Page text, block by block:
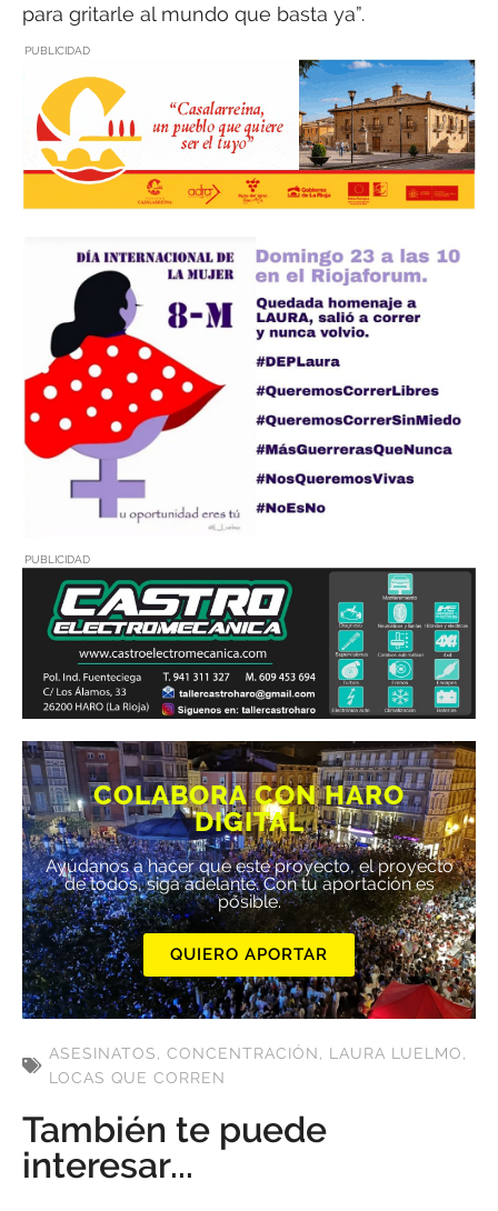
para gritarle al mundo que basta ya”.
PUBLICIDAD
PUBLICIDAD
COLABORA CON HARO
DIGITAL
Ayúdanos a hacer que este proyecto, el proyecto
de todos, siga adelante. Con tu aportación es
posible.
QUIERO APORTAR
ASESINATOS, CONCENTRACIÓN, LAURA LUELMO,
LOCAS QUE CORREN
También te puede
interesar...